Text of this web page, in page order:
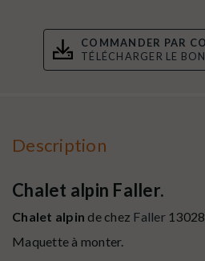
COMMANDER PAR
TÉLÉCHARGER LE
Description
Chalet alpin Faller.
Chalet alpin de chez Faller
Maquette à monter.